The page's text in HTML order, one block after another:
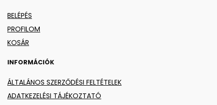
BELÉPÉS
PROFILOM
KOSÁR
INFORMÁCIÓK
ÁLTALÁNOS SZERZŐDÉSI FELTÉTELEK
ADATKEZELÉSI TÁJÉKOZTATÓ